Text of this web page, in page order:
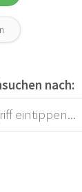
nach: